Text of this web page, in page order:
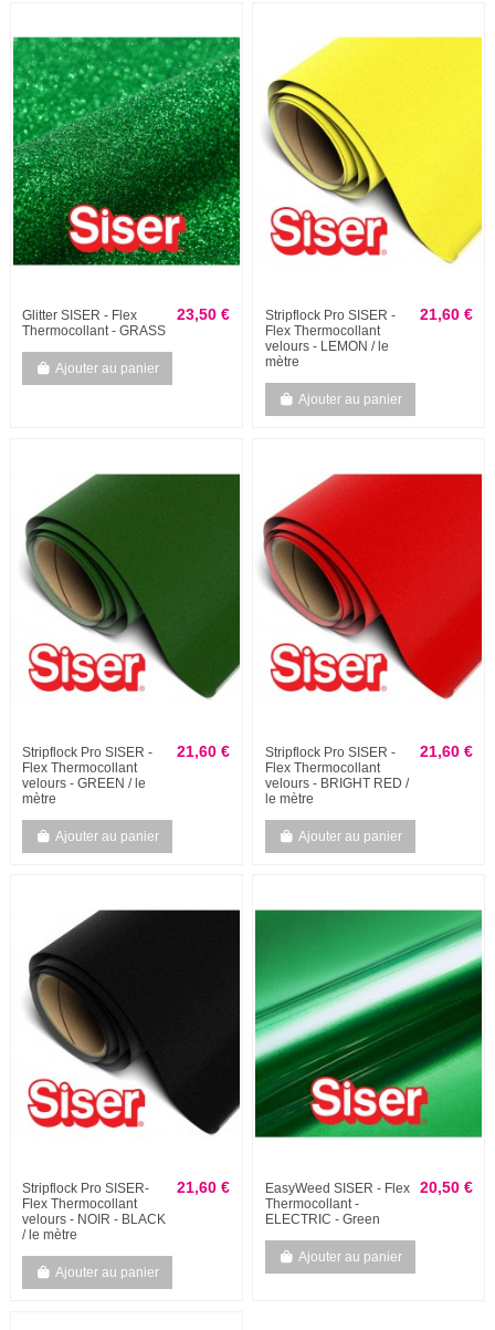
Glitter SISER - Flex
Thermocollant - GRASS
23,50 €
Ajouter au panier
Stripflock Pro SISER -
Flex Thermocollant
velours - LEMON / le
mètre
21,60 €
Ajouter au panier
Stripflock Pro SISER -
Flex Thermocollant
velours - GREEN / le
mètre
21,60 €
Ajouter au panier
Stripflock Pro SISER -
Flex Thermocollant
velours - BRIGHT RED /
le mètre
21,60 €
Ajouter au panier
Stripflock Pro SISER-
Flex Thermocollant
velours - NOIR - BLACK
/ le mètre
21,60 €
Ajouter au panier
EasyWeed SISER - Flex
Thermocollant -
ELECTRIC - Green
20,50 €
Ajouter au panier